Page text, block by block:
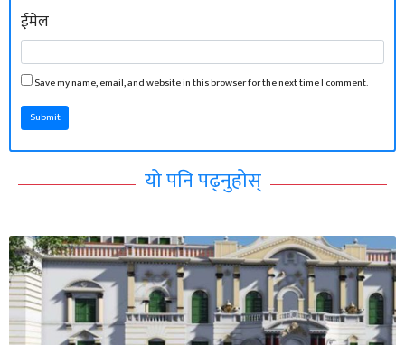
ईमेल
Save my name, email, and website in this browser for the next time I comment.
Submit
यो पनि पढ्नुहोस्